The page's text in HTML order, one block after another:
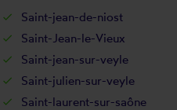
Saint-jean-de-niost
Saint-Jean-le-Vieux
Saint-jean-sur-veyle
Saint-julien-sur-veyle
Saint-laurent-sur-saône